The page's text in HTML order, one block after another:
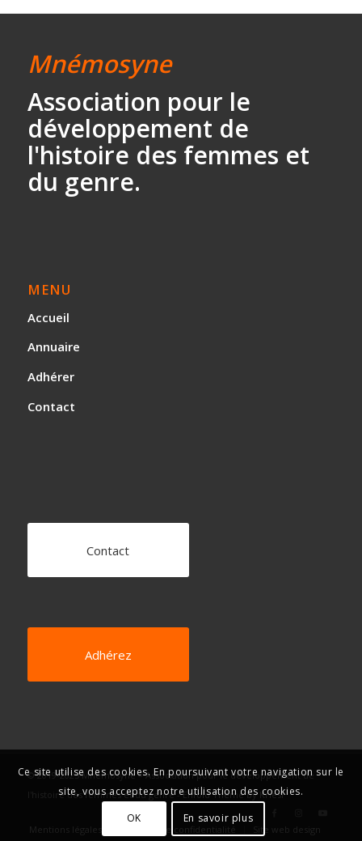
Mnémosyne
Association pour le
développement de
l'histoire des femmes et
du genre.
MENU
Accueil
Annuaire
Adhérer
Contact
Contact
Adhérez
© 2019-2025 Mnémosyne – Association pour le développement de
l'histoire des femmes et du genre -Enfold Theme by Kriesi
Mentions légales Politique de confidentialité Site web design
Ce site utilise des cookies. En poursuivant votre navigation sur le
site, vous acceptez notre utilisation des cookies.
OK
En savoir plus